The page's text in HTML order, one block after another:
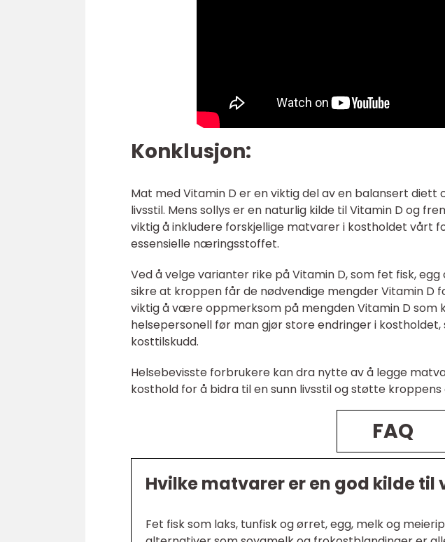
Konklusjon:
Mat med Vitamin D er en viktig del av en balansert
livsstil. Mens sollys er en naturlig kilde til Vitamin D og
viktig å inkludere forskjellige matvarer i kostholdet vårt
essensielle næringsstoffet.
Ved å velge varianter rike på Vitamin D, som fet fisk,
sikre at kroppen får de nødvendige mengder Vitamin D
viktig å være oppmerksom på mengden Vitamin D som
helsepersonell før man gjør store endringer i
kosttilskudd.
Helsebevisste forbrukere kan dra nytte av å legge
kosthold for å bidra til en sunn livsstil og støtte kroppens
FAQ
Hvilke matvarer er en god kilde til
Fet fisk som laks, tunfisk og ørret, egg, melk og